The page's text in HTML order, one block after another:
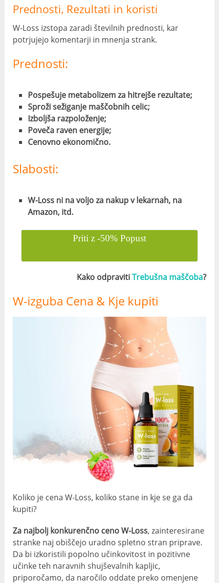
Prednosti, Rezultati in koristi
W-Loss izstopa zaradi številnih prednosti, kar
potrjujejo komentarji in mnenja strank.
Prednosti:
Pospešuje metabolizem za hitrejše rezultate;
Sproži sežiganje maščobnih celic;
Izboljša razpoloženje;
Poveča raven energije;
Cenovno ekonomično.
Slabosti:
W-Loss ni na voljo za nakup v lekarnah, na
Amazon, itd.
Priti z -50% Popust
Kako odpravitiTrebušna maščoba?
W-izguba Cena & Kje kupiti
Koliko je cena W-Loss, koliko stane in kje se ga da
kupiti?
Za najbolj konkurenčno ceno W-Loss, zainteresirane
stranke naj obiščejo uradno spletno stran priprave.
Da bi izkoristili popolno učinkovitost in pozitivne
učinke teh naravnih shujševalnih kapljic,
priporočamo, da naročilo oddate preko omenjene